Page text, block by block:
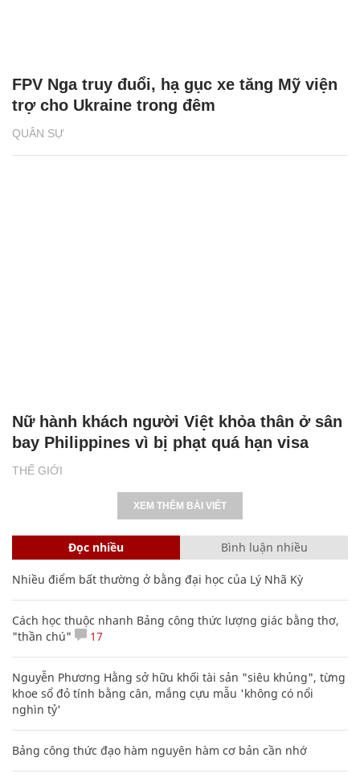
QUÂN SỰ
FPV Nga truy đuổi, hạ gục xe tăng Mỹ viện
trợ cho Ukraine trong đêm
THẾ GIỚI
Nữ hành khách người Việt khỏa thân ở sân
bay Philippines vì bị phạt quá hạn visa
XEM THÊM BÀI VIẾT
Đọc nhiều Bình luận nhiều
Nhiều điểm bất thường ở bằng đại học của Lý Nhã Kỳ
Cách học thuộc nhanh Bảng công thức lượng giác bằng thơ,
"thần chú"
17
Nguyễn Phương Hằng sở hữu khối tài sản "siêu khủng", từng
khoe sổ đỏ tính bằng cân, mắng cựu mẫu 'không có nổi
nghìn tỷ'
Bảng công thức đạo hàm nguyên hàm cơ bản cần nhớ